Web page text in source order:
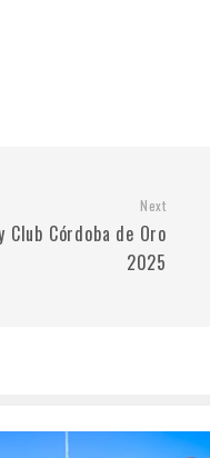
Next
Club Córdoba de Oro
2025